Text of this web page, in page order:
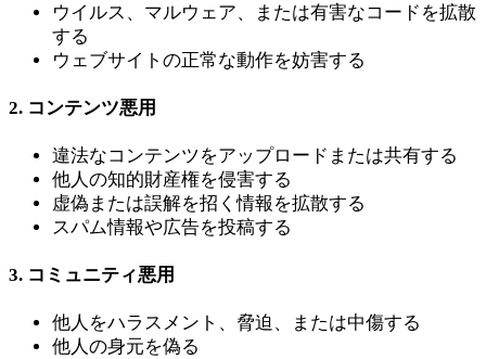
ウイルス、マルウェア、または有害なコードを拡散
する
ウェブサイトの正常な動作を妨害する
2. コンテンツ悪用
違法なコンテンツをアップロードまたは共有する
他人の知的財産権を侵害する
虚偽または誤解を招く情報を拡散する
スパム情報や広告を投稿する
3. コミュニティ悪用
他人をハラスメント、脅迫、または中傷する
他人の身元を偽る